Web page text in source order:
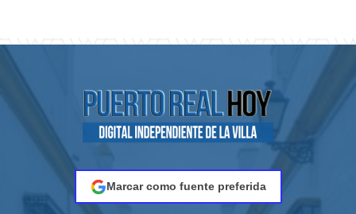
Marcar como fuente preferida